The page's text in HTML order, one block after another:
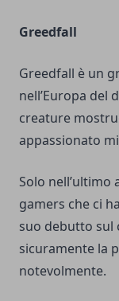
Greedfall
Greedfall è un
nell’Europa del
creature
appassionato
Solo
gamers che ci
suo debutto sul
sicuramente la
notevolmente.